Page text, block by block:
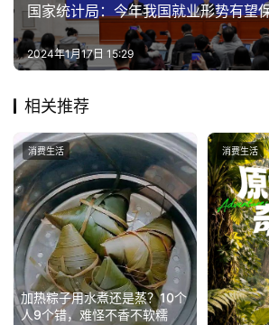
国家统计局：今年我国就业形势有望
2024年1月17日 15:29
相关推荐
加热粽子用水煮还是蒸？10个
人9个错，难怪不香不软糯
消费生活 消费生活